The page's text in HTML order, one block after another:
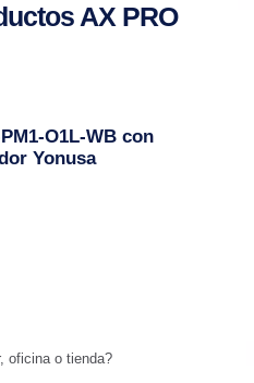
AX PRO
O1L-WB con
Yonusa
oficina o tienda?